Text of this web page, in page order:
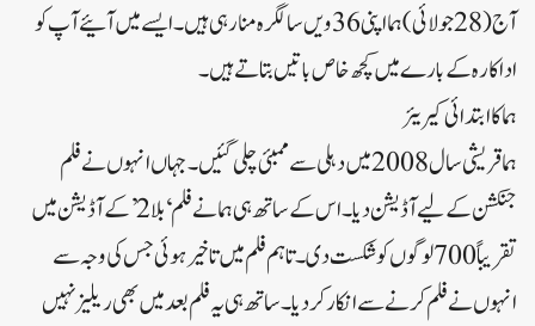
آج (28 جولائی) ہما اپنی 36 ویں سالگرہ منا رہی ہیں۔ایسے میں آئیے آپ کو
اداکارہ کے بارے میں کچھ خاص باتیں بتاتے ہیں۔
ہما کا ابتدائی کیریئر
ہما ​​قریشی سال 2008 میں دہلی سے ممبئی چلی گئیں۔جہاں انہوں نے فلم
جنکشن کے لیے آڈیشن دیا۔اس کے ساتھ ہی ہما نے فلم ‘بلا 2’ کے آڈیشن میں
تقریباً 700 لوگوں کو شکست دی۔تاہم فلم میں تاخیر ہوئی جس کی وجہ سے
انہوں نے فلم کرنے سے انکار کردیا۔ساتھ ہی یہ فلم بعد میں بھی ریلیز نہیں